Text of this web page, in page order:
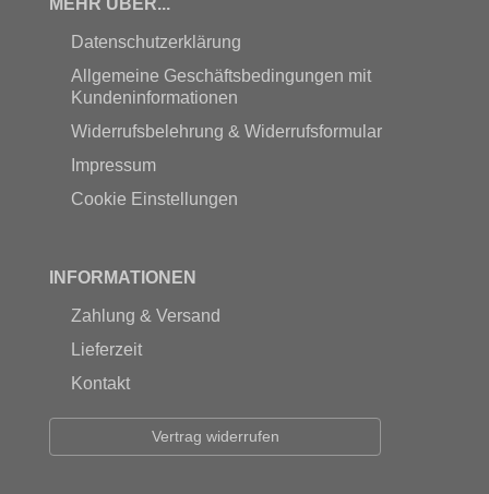
MEHR ÜBER...
Datenschutzerklärung
Allgemeine Geschäftsbedingungen mit
Kundeninformationen
Widerrufsbelehrung & Widerrufsformular
Impressum
Cookie Einstellungen
INFORMATIONEN
Zahlung & Versand
Lieferzeit
Kontakt
Vertrag widerrufen